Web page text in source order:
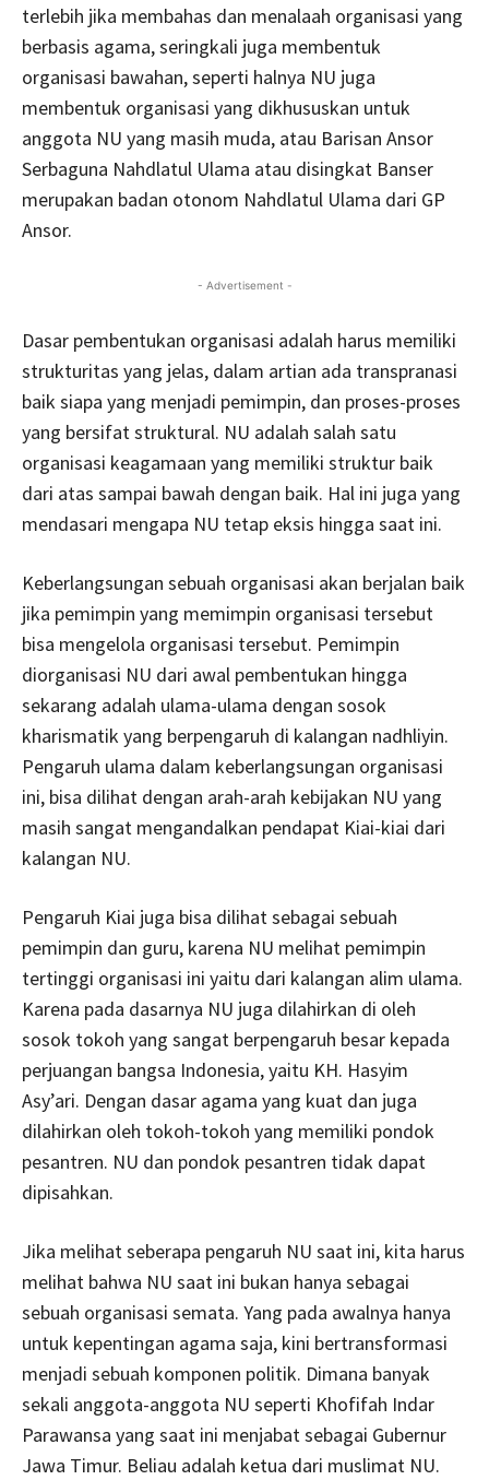
terlebih jika membahas dan menalaah organisasi yang
berbasis agama, seringkali juga membentuk
organisasi bawahan, seperti halnya NU juga
membentuk organisasi yang dikhususkan untuk
anggota NU yang masih muda, atau Barisan Ansor
Serbaguna Nahdlatul Ulama atau disingkat Banser
merupakan badan otonom Nahdlatul Ulama dari GP
Ansor.
- Advertisement -
Dasar pembentukan organisasi adalah harus memiliki
strukturitas yang jelas, dalam artian ada transpranasi
baik siapa yang menjadi pemimpin, dan proses-proses
yang bersifat struktural. NU adalah salah satu
organisasi keagamaan yang memiliki struktur baik
dari atas sampai bawah dengan baik. Hal ini juga yang
mendasari mengapa NU tetap eksis hingga saat ini.
Keberlangsungan sebuah organisasi akan berjalan baik
jika pemimpin yang memimpin organisasi tersebut
bisa mengelola organisasi tersebut. Pemimpin
diorganisasi NU dari awal pembentukan hingga
sekarang adalah ulama-ulama dengan sosok
kharismatik yang berpengaruh di kalangan nadhliyin.
Pengaruh ulama dalam keberlangsungan organisasi
ini, bisa dilihat dengan arah-arah kebijakan NU yang
masih sangat mengandalkan pendapat Kiai-kiai dari
kalangan NU.
Pengaruh Kiai juga bisa dilihat sebagai sebuah
pemimpin dan guru, karena NU melihat pemimpin
tertinggi organisasi ini yaitu dari kalangan alim ulama.
Karena pada dasarnya NU juga dilahirkan di oleh
sosok tokoh yang sangat berpengaruh besar kepada
perjuangan bangsa Indonesia, yaitu KH. Hasyim
Asy’ari. Dengan dasar agama yang kuat dan juga
dilahirkan oleh tokoh-tokoh yang memiliki pondok
pesantren. NU dan pondok pesantren tidak dapat
dipisahkan.
Jika melihat seberapa pengaruh NU saat ini, kita harus
melihat bahwa NU saat ini bukan hanya sebagai
sebuah organisasi semata. Yang pada awalnya hanya
untuk kepentingan agama saja, kini bertransformasi
menjadi sebuah komponen politik. Dimana banyak
sekali anggota-anggota NU seperti Khofifah Indar
Parawansa yang saat ini menjabat sebagai Gubernur
Jawa Timur. Beliau adalah ketua dari muslimat NU.